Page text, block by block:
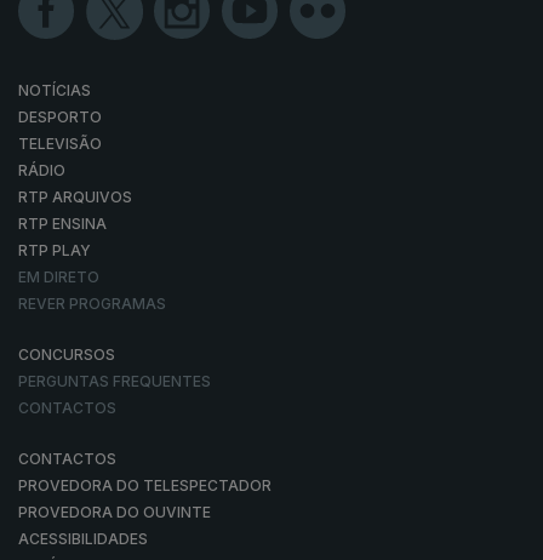
NOTÍCIAS
DESPORTO
TELEVISÃO
RÁDIO
RTP ARQUIVOS
RTP ENSINA
RTP PLAY
EM DIRETO
REVER PROGRAMAS
CONCURSOS
PERGUNTAS FREQUENTES
CONTACTOS
CONTACTOS
PROVEDORA DO TELESPECTADOR
PROVEDORA DO OUVINTE
ACESSIBILIDADES